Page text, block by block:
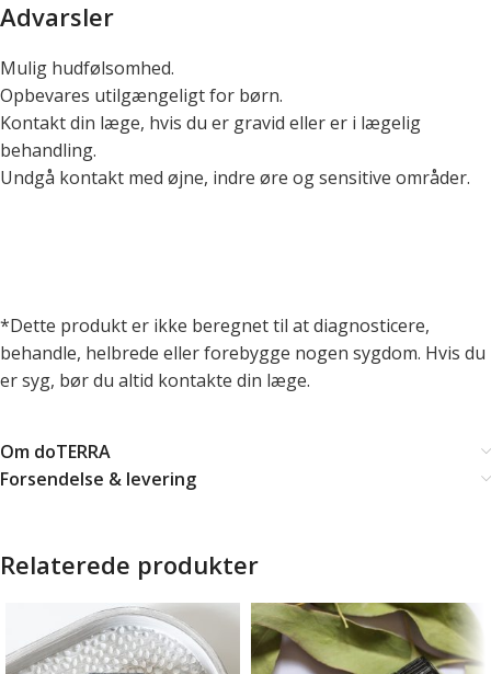
Advarsler
Mulig hudfølsomhed.
Opbevares utilgængeligt for børn.
Kontakt din læge, hvis du er gravid eller er i lægelig
behandling.
Undgå kontakt med øjne, indre øre og sensitive områder.
*Dette produkt er ikke beregnet til at diagnosticere,
behandle, helbrede eller forebygge nogen sygdom. Hvis du
er syg, bør du altid kontakte din læge.
Om doTERRA
Forsendelse & levering
Relaterede produkter